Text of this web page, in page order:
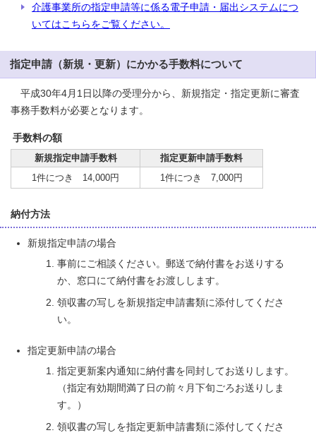
介護事業所の指定申請等に係る電子申請・届出システムにつ
いてはこちらをご覧ください。
指定申請（新規・更新）にかかる手数料について
平成30年4月1日以降の受理分から、新規指定・指定更新に審査
事務手数料が必要となります。
手数料の額
新規指定申請手数料
指定更新申請手数料
1件につき 14,000円
1件につき 7,000円
納付方法
新規指定申請の場合
事前にご相談ください。郵送で納付書をお送りする
か、窓口にて納付書をお渡しします。
領収書の写しを新規指定申請書類に添付してくださ
い。
指定更新申請の場合
指定更新案内通知に納付書を同封してお送りします。
（指定有効期間満了日の前々月下旬ごろお送りしま
す。）
領収書の写しを指定更新申請書類に添付してくださ